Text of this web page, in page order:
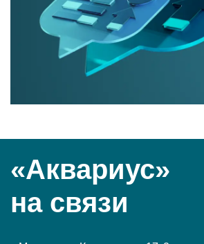
«Аквариус»
на связи